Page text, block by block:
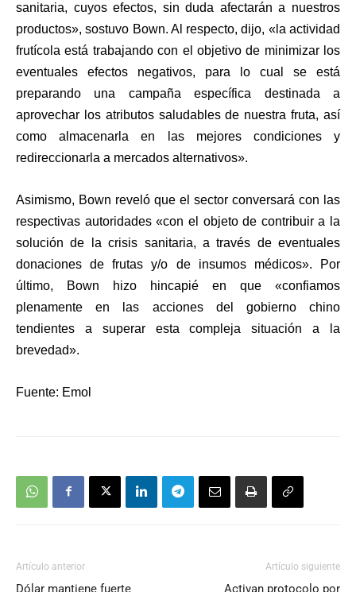
sanitaria, cuyos efectos, sin duda afectarán a nuestros
productos», sostuvo Bown. Al respecto, dijo, «la actividad
frutícola está trabajando con el objetivo de minimizar los
eventuales efectos negativos, para lo cual se está
preparando una campaña específica destinada a
aprovechar los atributos saludables de nuestra fruta, así
como almacenarla en las mejores condiciones y
redireccionarla a mercados alternativos».
Asimismo, Bown reveló que el sector conversará con las
respectivas autoridades «con el objeto de contribuir a la
solución de la crisis sanitaria, a través de eventuales
donaciones de frutas y/o de insumos médicos». Por
último, Bown hizo hincapié en que «confiamos
plenamente en las acciones del gobierno chino
tendientes a superar esta compleja situación a la
brevedad».
Fuente: Emol
Artículo anterior
Dólar mantiene fuerte
Artículo siguiente
Activan protocolo por